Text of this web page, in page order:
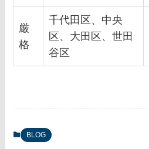
厳
格
千代田区、中央
区、大田区、世田
谷区
BLOG